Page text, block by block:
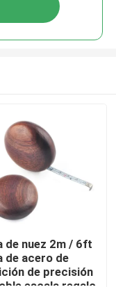
de nuez 2m / 6ft
de acero de
de precisión